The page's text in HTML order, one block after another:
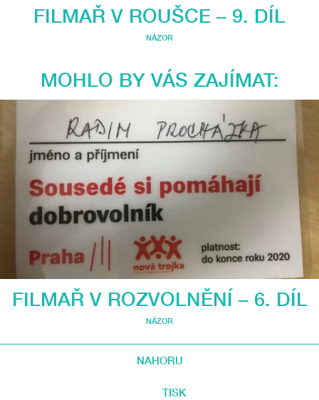
FILMAŘ V ROUŠCE – 9. DÍL
NÁZOR
MOHLO BY VÁS ZAJÍMAT:
FILMAŘ V ROZVOLNĚNÍ – 6. DÍL
NÁZOR
NAHORU
TISK